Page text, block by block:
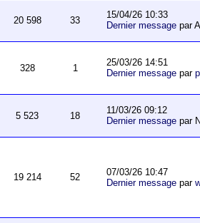
20 598 33
15/04/26 10:33
Dernier messagepar
328 1
25/03/26 14:51
Dernier messagepar
5 523 18
11/03/26 09:12
Dernier messagepar
19 214 52
07/03/26 10:47
Dernier messagepar